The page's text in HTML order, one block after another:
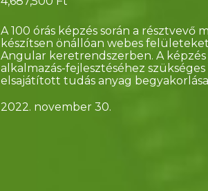
A 100 órás képzés során a résztvevő
készítsen önállóan webes
Angular keretrendszerben. A képzés
alkalmazás-fejlesztéséhez
elsajátított tudás anyag
2022. november 30.